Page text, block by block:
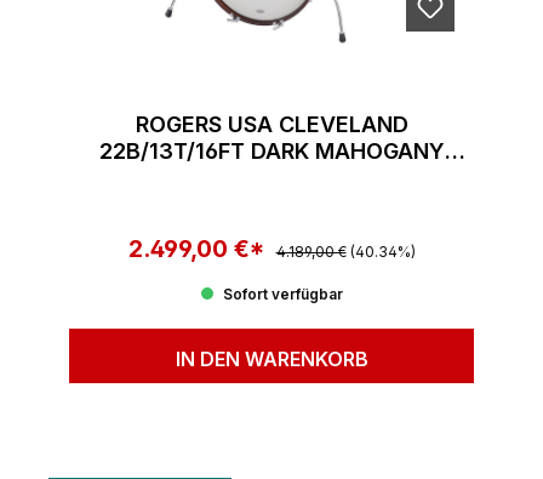
ROGERS USA CLEVELAND
22B/13T/16FT DARK MAHOGANY
Verkaufspreis:
2.499,00 €* Regulärer Preis:
4.189,00 € (40.34%)
Sofort verfügbar
IN DEN WARENKORB